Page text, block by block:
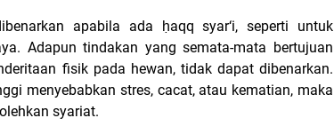
apabila ada ḥaqq syar‘i, seperti untuk
Adapun tindakan yang semata-mata bertujuan
fisik pada hewan, tidak dapat dibenarkan.
menyebabkan stres, cacat, atau kematian, maka
syariat.